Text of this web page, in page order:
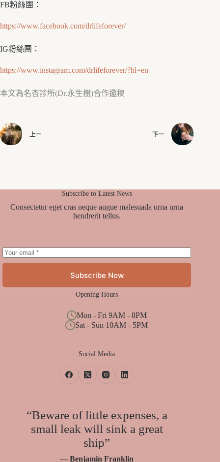
FB粉絲團：
https://www.facebook.com/drlifeforever/
IG粉絲團：
https://www.instagram.com/drlifeforever/?hl=en
本文為名杏診所(Dr.永生樹)合作邀稿
上一 下一
Subscribe to Latest News
Consectetur eget cras neque augue malesuada urna urna
hendrerit tellus.
Subscribe Now
Opening Hours
Mon - Fri 9AM - 8PM
Sat - Sun 10AM - 5PM
Social Media
“Beware of little expenses, a
small leak will sink a great
ship”
— Benjamin Franklin